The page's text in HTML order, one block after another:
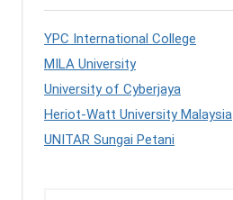
YPC International College
MILA University
University of Cyberjaya
Heriot-Watt University Malaysia
UNITAR Sungai Petani